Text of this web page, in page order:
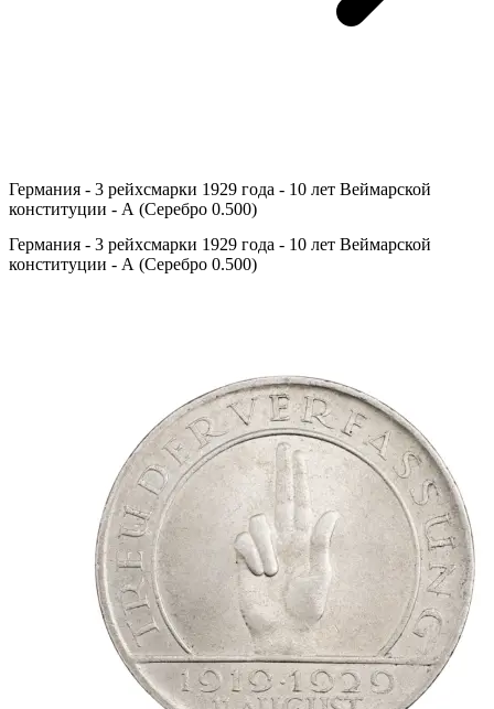
Германия - 3 рейхсмарки 1929 года - 10 лет Веймарской
конституции - А (Серебро 0.500)
Германия - 3 рейхсмарки 1929 года - 10 лет Веймарской
конституции - А (Серебро 0.500)